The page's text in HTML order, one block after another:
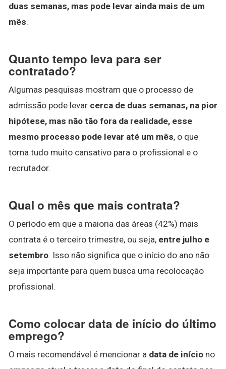
duas semanas, mas pode levar ainda mais de um
mês.
Quanto tempo leva para ser
contratado?
Algumas pesquisas mostram que o processo de
admissão pode levar cerca de duas semanas, na pior
hipótese, mas não tão fora da realidade, esse
mesmo processo pode levar até um mês, o que
torna tudo muito cansativo para o profissional e o
recrutador.
Qual o mês que mais contrata?
O período em que a maioria das áreas (42%) mais
contrata é o terceiro trimestre, ou seja, entre julho e
setembro. Isso não significa que o início do ano não
seja importante para quem busca uma recolocação
profissional.
Como colocar data de início do último
emprego?
O mais recomendável é mencionar a data de início no